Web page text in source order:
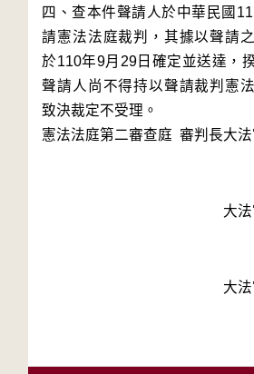
四、查本件聲請人於中華民國
請憲法法庭裁判，其據以聲請
於110年9月29日確定並送達，
聲請人尚不得持以聲請裁判憲
憲法法庭第二審查庭 審判長大
大
大